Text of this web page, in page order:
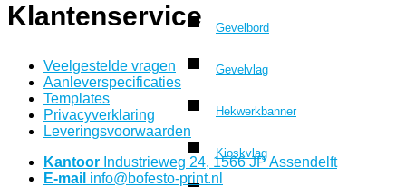
Gevelbord
Gevelvlag
Hekwerkbanner
Kioskvlag
Klantenservice
Veelgestelde vragen
Aanleverspecificaties
Templates
Privacyverklaring
Leveringsvoorwaarden
Kantoor Industrieweg 24, 1566 JP Assendelft
E-mail info@bofesto-print.nl